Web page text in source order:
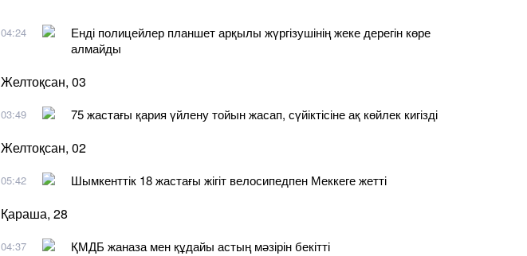
04:24
Енді полицейлер планшет арқылы жүргізушінің жеке дерегін көре
алмайды
Желтоқсан, 03
03:49 75 жастағы қария үйлену тойын жасап, сүйіктісіне ақ көйлек кигізді
Желтоқсан, 02
05:42 Шымкенттік 18 жастағы жігіт велосипедпен Меккеге жетті
Қараша, 28
04:37 ҚМДБ жаназа мен құдайы астың мәзірін бекітті